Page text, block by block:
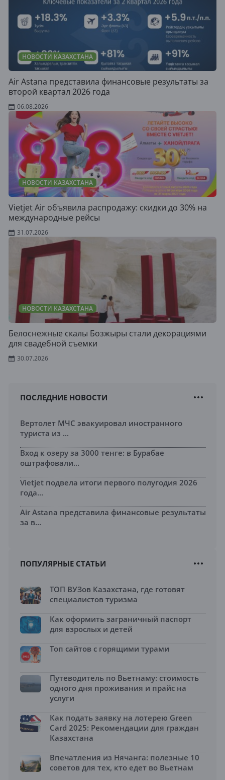
НОВОСТИ КАЗАХСТАНА
Air Astana представила финансовые результаты за
второй квартал 2026 года
06.08.2026
НОВОСТИ КАЗАХСТАНА
Vietjet Air объявила распродажу: скидки до 30% на
международные рейсы
31.07.2026
НОВОСТИ КАЗАХСТАНА
Белоснежные скалы Бозжыры стали декорациями
для свадебной съемки
30.07.2026
ПОСЛЕДНИЕ НОВОСТИ
Вертолет МЧС эвакуировал иностранного
туриста из ...
Вход к озеру за 3000 тенге: в Бурабае
оштрафовали...
Vietjet подвела итоги первого полугодия 2026
года...
Air Astana представила финансовые результаты
за в...
ПОПУЛЯРНЫЕ СТАТЬИ
ТОП ВУЗов Казахстана, где готовят
специалистов туризма
Как оформить заграничный паспорт
для взрослых и детей
Топ сайтов с горящими турами
Путеводитель по Вьетнаму: стоимость
одного дня проживания и прайс на
услуги
Как подать заявку на лотерею Green
Card 2025: Рекомендации для граждан
Казахстана
Впечатления из Нячанга: полезные 10
советов для тех, кто едет во Вьетнам